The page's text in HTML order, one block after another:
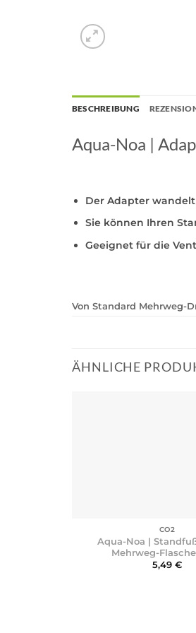
BESCHREIBUNG
Aqua-Noa |
Der Adapter
Sie können Ihren
Geeignet für die
Von Standard Mehrweg-
ÄHNLICHE
CO2
Aqua-Noa |
Mehrweg-
5,49 €